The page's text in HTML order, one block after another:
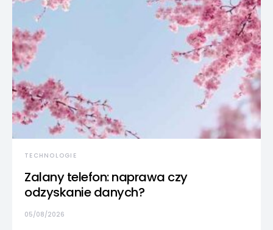
TECHNOLOGIE
Zalany telefon: naprawa czy
odzyskanie danych?
05/08/2026